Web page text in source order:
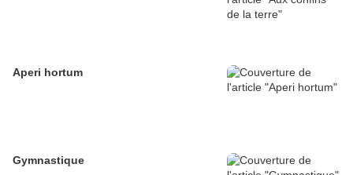
Aperi hortum
Gymnastique